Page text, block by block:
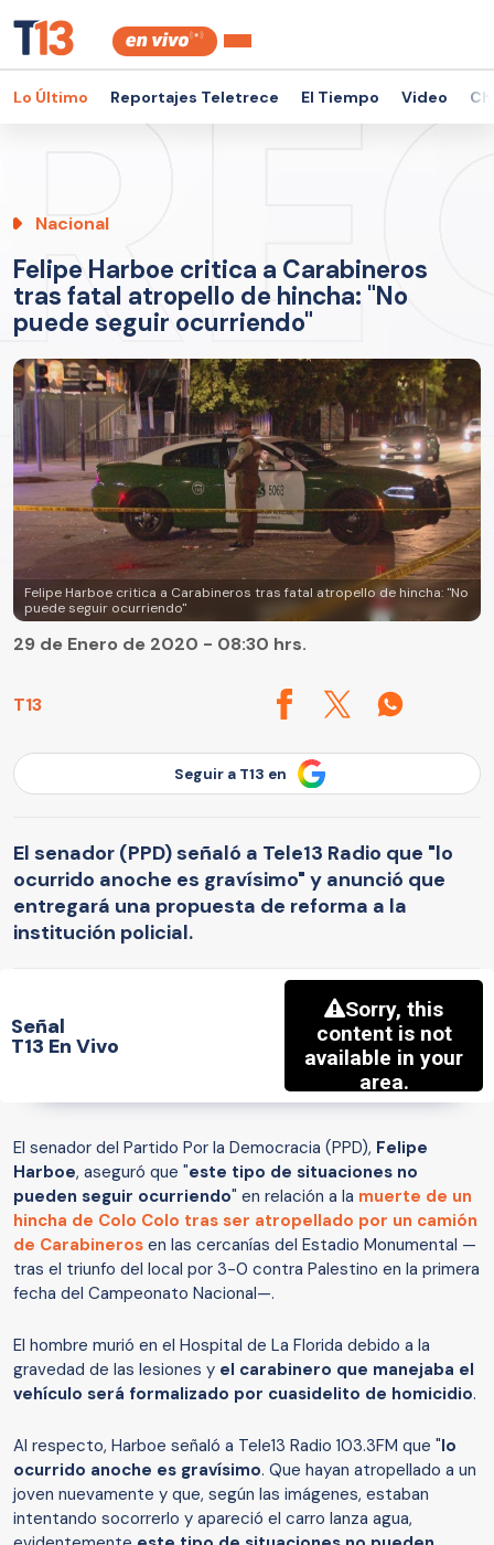
Lo Último Reportajes Teletrece El Tiempo Video
Nacional
Felipe Harboe critica a Carabineros
tras fatal atropello de hincha: "No
puede seguir ocurriendo"
Felipe Harboe critica a Carabineros tras fatal atropello de hincha: "No
puede seguir ocurriendo"
T13
29 de Enero de 2020 - 08:30 hrs.
Seguir a T13 en
El senador (PPD) señaló a Tele13 Radio que "lo
ocurrido anoche es gravísimo" y anunció que
entregará una propuesta de reforma a la
institución policial.
Señal
T13 En Vivo
El senador del Partido Por la Democracia (PPD), Felipe
Harboe, aseguró que "este tipo de situaciones no
pueden seguir ocurriendo" en relación a la muerte de un
hincha de Colo Colo tras ser atropellado por un camión
de Carabineros en las cercanías del Estadio Monumental —
tras el triunfo del local por 3-0 contra Palestino en la primera
fecha del Campeonato Nacional—.
El hombre murió en el Hospital de La Florida debido a la
gravedad de las lesiones y el carabinero que manejaba el
vehículo será formalizado por cuasidelito de homicidio.
Al respecto, Harboe señaló a Tele13 Radio 103.3FM que "lo
ocurrido anoche es gravísimo. Que hayan atropellado a un
joven nuevamente y que, según las imágenes, estaban
intentando socorrerlo y apareció el carro lanza agua,